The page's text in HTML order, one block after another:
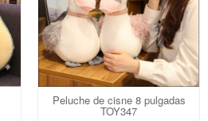
Peluche de cisne 8 pulgadas
TOY347